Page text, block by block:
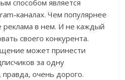
способом является
каналах. Чем популярнее
в нем. И не каждый
своего конкурента.
может принести
за одну
очень дорого.